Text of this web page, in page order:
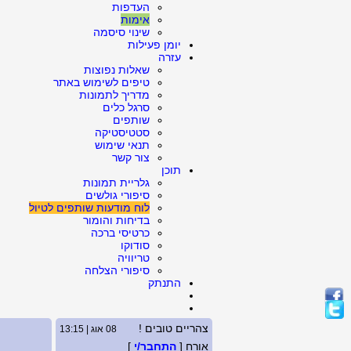
העדפות
אימות
שינוי סיסמה
יומן פעילות
עזרה
שאלות נפוצות
טיפים לשימוש באתר
מדריך לתמונות
סרגל כלים
שותפים
סטטיסטיקה
תנאי שימוש
צור קשר
תוכן
גלריית תמונות
סיפורי גולשים
לוח מודעות שותפים לטיול
בדיחות והומור
כרטיסי ברכה
סודוקו
טריוויה
סיפורי הצלחה
התנתק
צהריים טובים ! 08 אוג | 13:15
אורח [ התחבר/י ]